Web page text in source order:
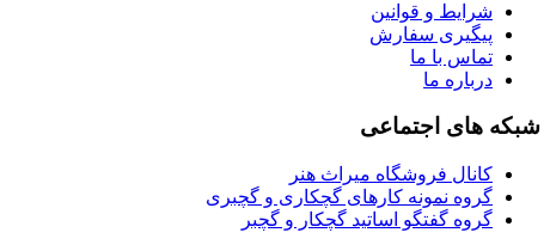
شرایط و قوانین
پیگیری سفارش
تماس با ما
درباره ما
شبکه های اجتماعی
کانال فروشگاه میراث هنر
گروه نمونه کارهای گچکاری و گچبری
گروه گفتگو اساتید گچکار و گچبر